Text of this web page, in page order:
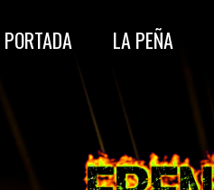
PORTADA LA PEÑA